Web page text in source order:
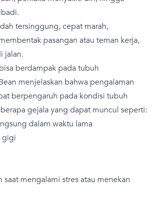
tersinggung, cepat marah,
pasangan atau teman kerja,
jalan.
berdampak pada tubuh
menjelaskan bahwa pengalaman
berpengaruh pada kondisi tubuh
gejala yang dapat muncul seperti:
dalam waktu lama
gigi
mengalami stres atau menekan